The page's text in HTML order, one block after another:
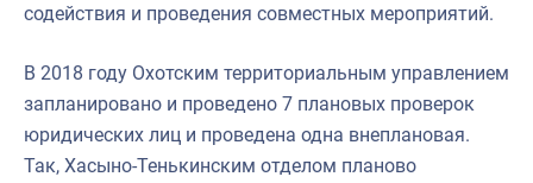
содействия и проведения совместных мероприятий.
В 2018 году Охотским территориальным управлением
запланировано и проведено 7 плановых проверок
юридических лиц и проведена одна внеплановая.
Так, Хасыно-Тенькинским отделом планово